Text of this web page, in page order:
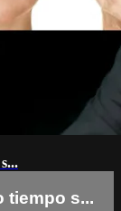
tiempo s...